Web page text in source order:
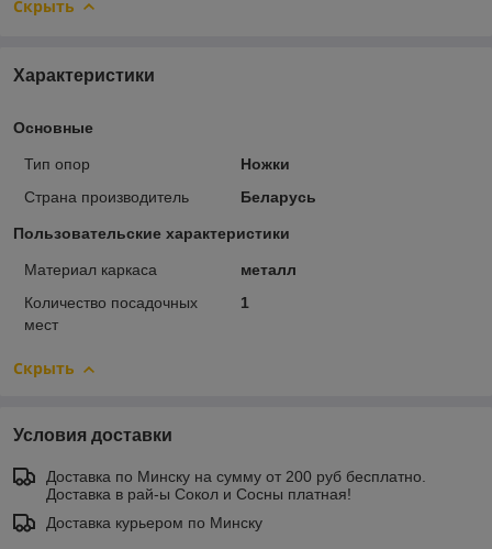
Скрыть
Характеристики
Основные
Тип опор
Ножки
Страна производитель
Беларусь
Пользовательские характеристики
Материал каркаса
металл
Количество посадочных
мест
1
Скрыть
Условия доставки
Доставка по Минску на сумму от 200 руб бесплатно.
Доставка в рай-ы Сокол и Сосны платная!
Доставка курьером по Минску